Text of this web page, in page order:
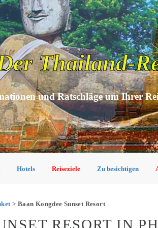
Thailand-
und Ratschläge um Ihrer
Hotels Reiseziele Zu besichtigen
> Baan Kongdee Sunset Resort
RESORT IN